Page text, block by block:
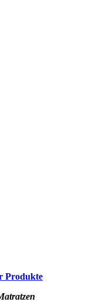
Produkte